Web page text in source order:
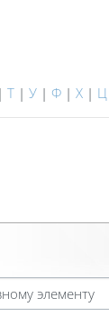
| Т | У | Ф | Х | Ц
элементу